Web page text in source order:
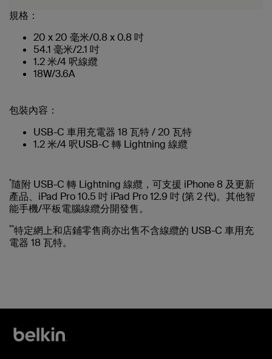
規格：
20 x 20 毫米/0.8 x 0.8 吋
54.1 毫米/2.1 吋
1.2 米/4 呎線纜
18W/3.6A
包裝內容：
USB-C 車用充電器 18 瓦特 / 20 瓦特
1.2 米/4 呎USB-C 轉 Lightning 線纜
*隨附 USB-C 轉 Lightning 線纜，可支援 iPhone 8 及更新
產品、iPad Pro 10.5 吋 iPad Pro 12.9 吋 (第 2代)。其他智
能手機/平板電腦線纜分開發售。
**特定網上和店鋪零售商亦出售不含線纜的 USB-C 車用充
電器 18 瓦特。